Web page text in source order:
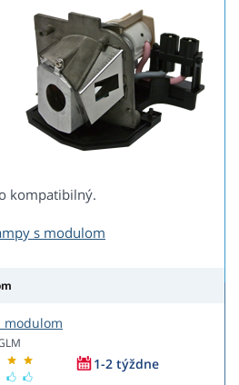
kompatibilný.
s modulom
modulom
1-2 týždne